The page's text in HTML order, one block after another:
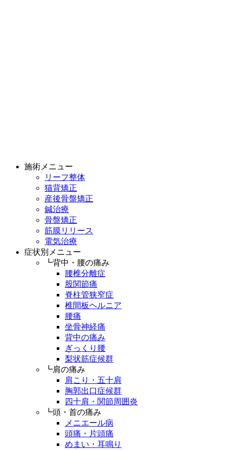
施術メニュー
リーフ整体
猫背矯正
産後骨盤矯正
鍼治療
骨盤矯正
筋膜リリース
電気治療
症状別メニュー
┗背中・腰の痛み
腰椎分離症
股関節痛
脊柱管狭窄症
椎間板ヘルニア
腰痛
坐骨神経痛
背中の痛み
ぎっくり腰
梨状筋症候群
┗肩の痛み
肩こり・五十肩
胸郭出口症候群
四十肩・関節周囲炎
┗頭・首の痛み
メニエール病
頭痛・片頭痛
めまい・耳鳴り